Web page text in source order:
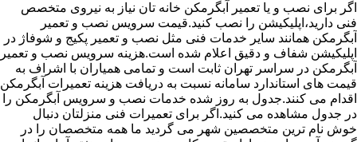
اگر برای نصب و یا تعمیر آبگرمکن خانه تان نیاز به نیروی متخصص
فنی دارید،اپلیکیشن را نصب کنید.قیمت سرویس نصب و تعمیر
آبگرمکن همانند سایر خدمات فنی مثل نصب و تعمیر پکیج و شوفاژ در
اپلیکیشن شفاف و دقیق اعلام شده است.هزینه سرویس نصب و تعمیر
آبگرمکن در سراسر تهران ثابت است و تمامی همیاران با اشراف به
قیمت های استاندارد سامانه نسبت به دریافت هزینه تعمیرات آبگرمکن
اقدام می کنند.جدول به روز شده خدمات نصب و سرویس آبگرمکن را
در جدول مشاهده می کنید.اگر برای تعمیرات فنی منزلتان دنبال
خوش نام ترین متخصصین شهر می گردید ما همه متخصصان را در